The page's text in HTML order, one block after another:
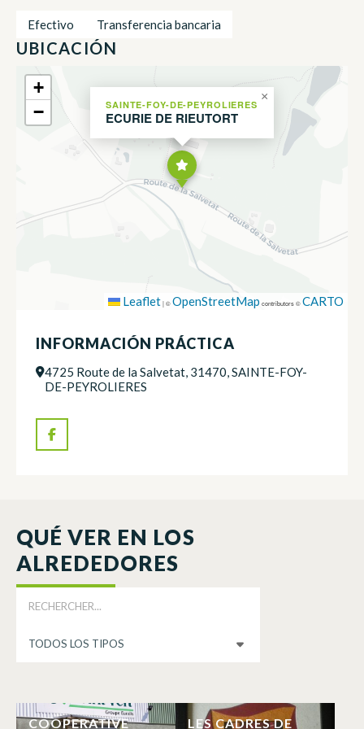
Efectivo Transferencia bancaria
UBICACIÓN
SAINTE-FOY-DE-PEYROLIERES
ECURIE DE RIEUTORT
×
+
−
Leaflet|©OpenStreetMap contributors ©CARTO
INFORMACIÓN PRÁCTICA
4725 Route de la Salvetat, 31470, SAINTE-FOY-
DE-PEYROLIERES
QUÉ VER EN LOS
ALREDEDORES
COOPERATIVE
LES CADRES DE